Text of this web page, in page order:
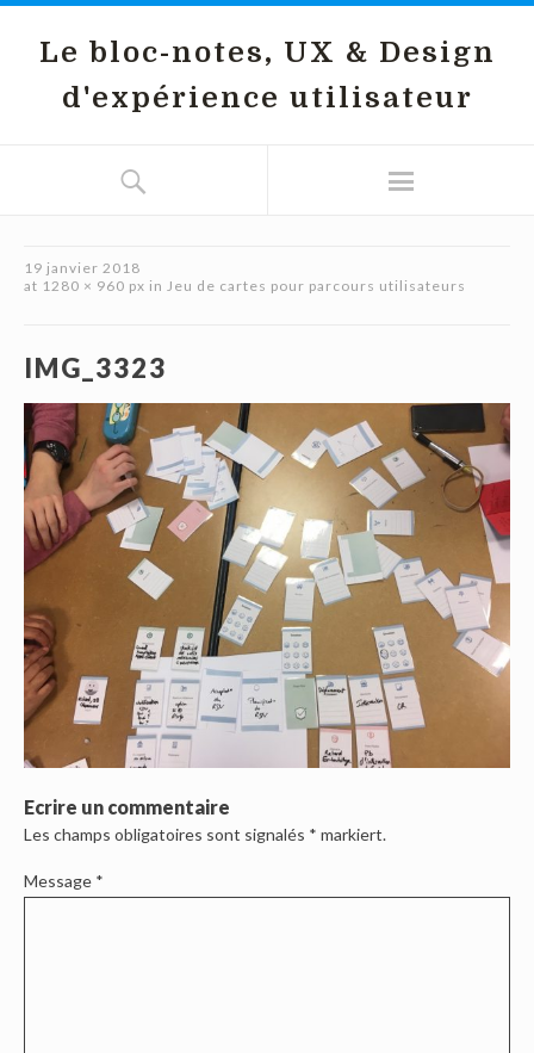
Le bloc-notes, UX & Design
d'expérience utilisateur
19 janvier 2018
at 1280 × 960 px in Jeu de cartes pour parcours utilisateurs
IMG_3323
Ecrire un commentaire
Les champs obligatoires sont signalés * markiert.
Message *